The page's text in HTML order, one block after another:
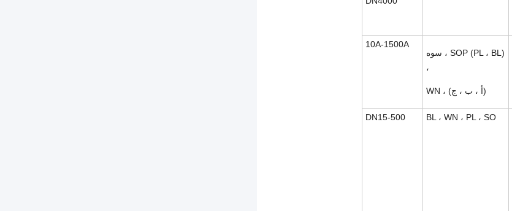
SOP (PL ، BL) ،
سوه
،
(أ ، ب ، ج) ، WN
10A-1500A
BL ، WN ، PL ، SO DN15-500